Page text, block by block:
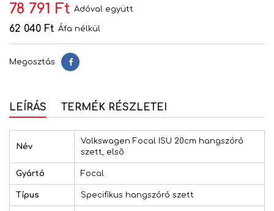
78 791 Ft Adóval együtt
62 040 Ft Áfa nélkül
Megosztás Megosztás
LEÍRÁS TERMÉK RÉSZLETEI
Név
Volkswagen Focal ISU 20cm hangszóró
szett, elsõ
Gyártó Focal
Típus Specifikus hangszóró szett